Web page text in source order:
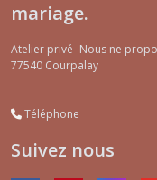
mariage.
Atelier privé- Nous ne
77540 Courpalay
Téléphone
Suivez nous